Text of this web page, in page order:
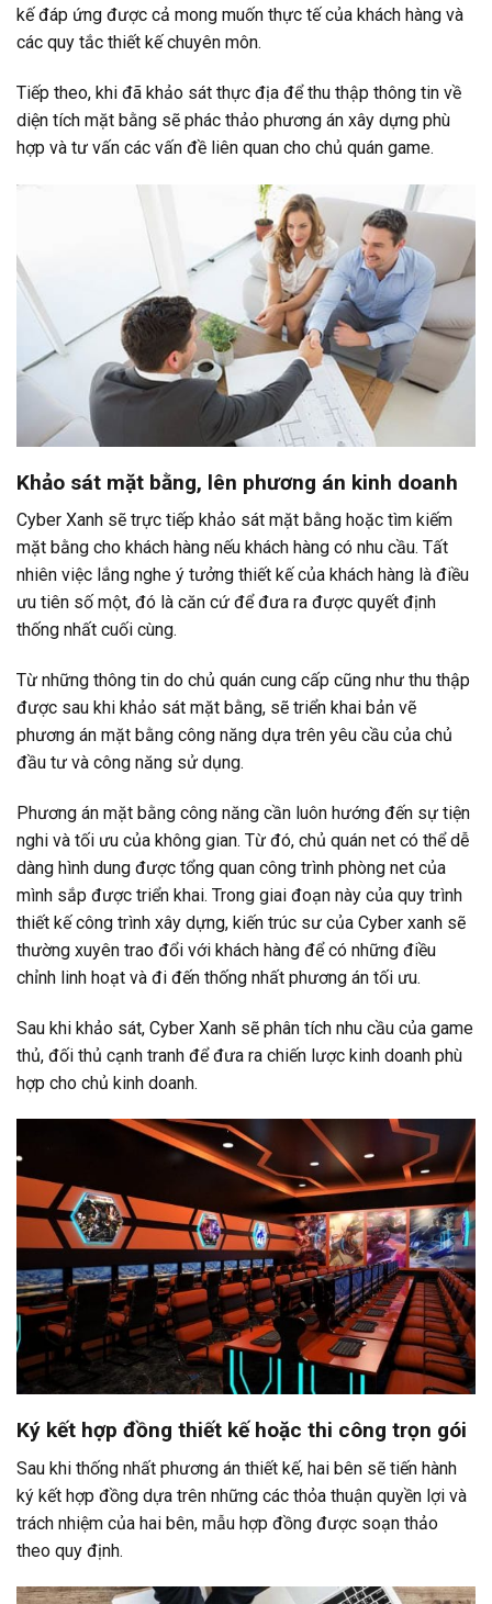
kế đáp ứng được cả mong muốn thực tế của khách hàng và
các quy tắc thiết kế chuyên môn.
Tiếp theo, khi đã khảo sát thực địa để thu thập thông tin về
diện tích mặt bằng sẽ phác thảo phương án xây dựng phù
hợp và tư vấn các vấn đề liên quan cho chủ quán game.
Khảo sát mặt bằng, lên phương án kinh doanh
Cyber Xanh sẽ trực tiếp khảo sát mặt bằng hoặc tìm kiếm
mặt bằng cho khách hàng nếu khách hàng có nhu cầu. Tất
nhiên việc lắng nghe ý tưởng thiết kế của khách hàng là điều
ưu tiên số một, đó là căn cứ để đưa ra được quyết định
thống nhất cuối cùng.
Từ những thông tin do chủ quán cung cấp cũng như thu thập
được sau khi khảo sát mặt bằng, sẽ triển khai bản vẽ
phương án mặt bằng công năng dựa trên yêu cầu của chủ
đầu tư và công năng sử dụng.
Phương án mặt bằng công năng cần luôn hướng đến sự tiện
nghi và tối ưu của không gian. Từ đó, chủ quán net có thể dễ
dàng hình dung được tổng quan công trình phòng net của
mình sắp được triển khai. Trong giai đoạn này của quy trình
thiết kế công trình xây dựng, kiến trúc sư của Cyber xanh sẽ
thường xuyên trao đổi với khách hàng để có những điều
chỉnh linh hoạt và đi đến thống nhất phương án tối ưu.
Sau khi khảo sát, Cyber Xanh sẽ phân tích nhu cầu của game
thủ, đối thủ cạnh tranh để đưa ra chiến lược kinh doanh phù
hợp cho chủ kinh doanh.
Ký kết hợp đồng thiết kế hoặc thi công trọn gói
Sau khi thống nhất phương án thiết kế, hai bên sẽ tiến hành
ký kết hợp đồng dựa trên những các thỏa thuận quyền lợi và
trách nhiệm của hai bên, mẫu hợp đồng được soạn thảo
theo quy định.